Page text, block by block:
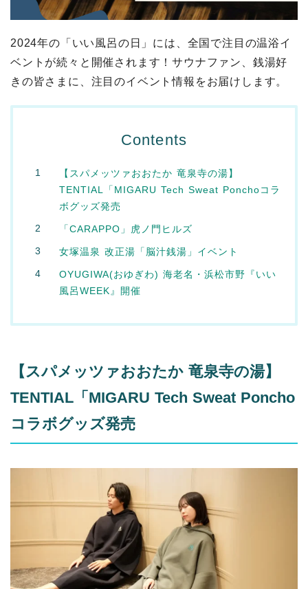
2024年の「いい風呂の日」には、全国で注目の温浴イ
ベントが続々と開催されます！サウナファン、銭湯好
きの皆さまに、注目のイベント情報をお届けします。
Contents
【スパメッツァおおたか 竜泉寺の湯】
TENTIAL「MIGARU Tech Sweat Ponchoコラ
ボグッズ発売
「CARAPPO」虎ノ門ヒルズ
女塚温泉 改正湯「脳汁銭湯」イベント
OYUGIWA(おゆぎわ) 海老名・浜松市野『いい
風呂WEEK』開催
【スパメッツァおおたか 竜泉寺の湯】
TENTIAL「MIGARU Tech Sweat Poncho
コラボグッズ発売